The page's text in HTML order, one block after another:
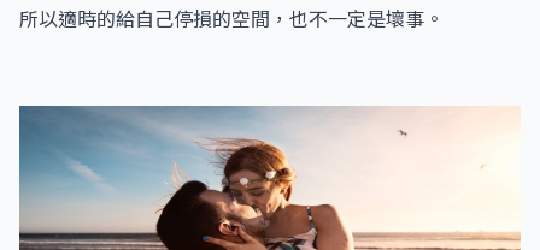
所以適時的給自己停損的空間，也不一定是壞事。